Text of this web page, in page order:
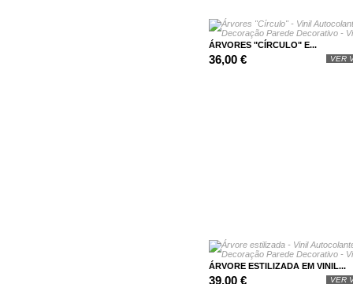
ÁRVORES "CÍRCULO" E...
36,00 € VER
ÁRVORE ESTILIZADA EM VINIL...
39,00 € VER